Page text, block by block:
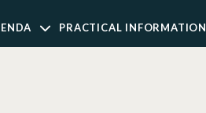
PRACTICAL INFORMATION